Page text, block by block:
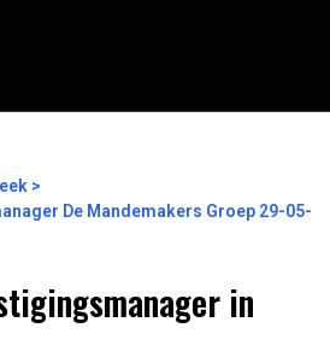
De Mandemakers Groep 29-05-
in